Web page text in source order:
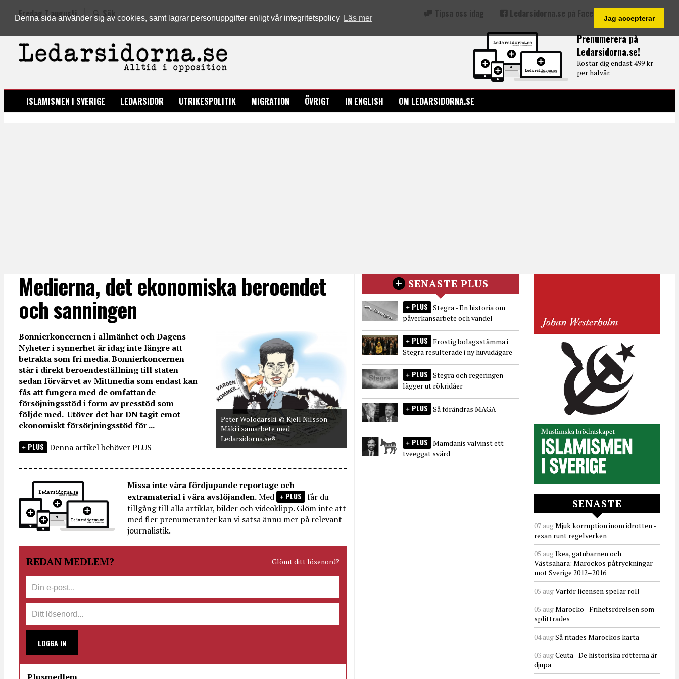
Denna sida använder sig av cookies, samt lagrar personuppgifter enligt vår integritetspolicy Läs mer Jag accepterar
Prenumerera på
Ledarsidorna.se!
Kostar dig endast 499 kr
per halvår.
Fredag 7 augusti Sök Tipsa oss idag Ledarsidorna.se på Facebook
LEDARSIDORNA.SE
ISLAMISMEN I SVERIGE LEDARSIDOR UTRIKESPOLITIK MIGRATION ÖVRIGT IN ENGLISH OM LEDARSIDORNA.SE
Medierna, det ekonomiska beroendet
och sanningen
Peter Wolodarski. © Kjell Nilsson
Mäki i samarbete med
Ledarsidorna.se®
Bonnierkoncernen i allmänhet och Dagens
Nyheter i synnerhet är idag inte längre att
betrakta som fri media. Bonnierkoncernen
står i direkt beroendeställning till staten
sedan förvärvet av Mittmedia som endast kan
fås att fungera med de omfattande
försöjningsstöd i form av presstöd som
följde med. Utöver det har DN tagit emot
ekonomiskt försörjningsstöd för ...
PLUS Denna artikel behöver PLUS
Missa inte våra fördjupande reportage och
extramaterial i våra avslöjanden.Med PLUS får du
tillgång till alla artiklar, bilder och videoklipp. Glöm inte att
med fler prenumeranter kan vi satsa ännu mer på relevant
journalistik.
REDAN MEDLEM? Glömt ditt lösenord?
LOGGA IN
SENASTE PLUS
PLUS Stegra - En historia om
påverkansarbete och vandel
PLUS Frostig bolagsstämma i
Stegra resulterade i ny huvudägare
PLUS Stegra och regeringen
lägger ut rökridåer
PLUS Så förändras MAGA
PLUS Mamdanis valvinst ett
tveeggat svärd
SENASTE
07 augMjuk korruption inom idrotten -
resan runt regelverken
05 augIkea, gatubarnen och
Västsahara: Marockos påtryckningar
mot Sverige 2012–2016
05 augVarför licensen spelar roll
05 augMarocko - Frihetsrörelsen som
splittrades
04 augSå ritades Marockos karta
03 augCeuta - De historiska rötterna är
djupa